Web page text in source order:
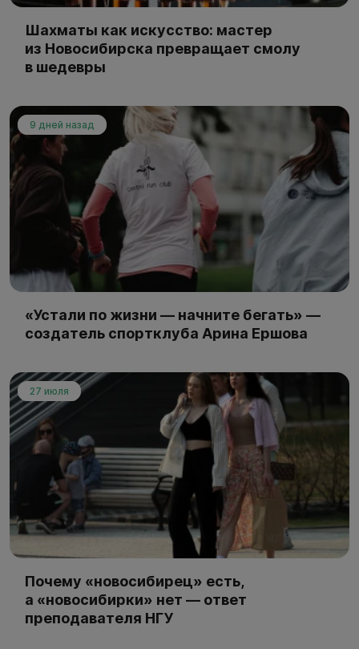
Шахматы как искусство: мастер
из Новосибирска превращает смолу
в шедевры
9 дней назад
«Устали по жизни — начните бегать» —
создатель спортклуба Арина Ершова
27 июля
Почему «новосибирец» есть,
а «новосибирки» нет — ответ
преподавателя НГУ